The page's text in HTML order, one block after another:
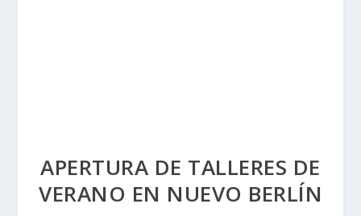
APERTURA DE TALLERES DE
VERANO EN NUEVO BERLÍN